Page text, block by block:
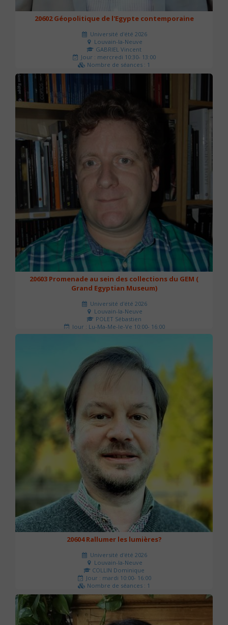
20602 Géopolitique de l'Egypte contemporaine
Université d'été 2026
Louvain-la-Neuve
GABRIEL Vincent
Jour : mercredi 10:30- 13:00
Nombre de séances : 1
21 €
20603 Promenade au sein des collections du GEM (
Grand Egyptian Museum)
Université d'été 2026
Louvain-la-Neuve
POLET Sébastien
Jour : Lu-Ma-Me-Je-Ve 10:00- 16:00
Nombre de séances : 2
20604 Rallumer les lumières?
Université d'été 2026
Louvain-la-Neuve
COLLIN Dominique
Jour : mardi 10:00- 16:00
Nombre de séances : 1
60 €